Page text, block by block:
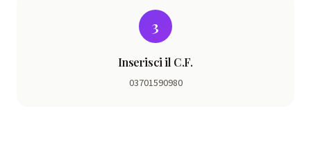
3
Inserisci il C.F.
03701590980